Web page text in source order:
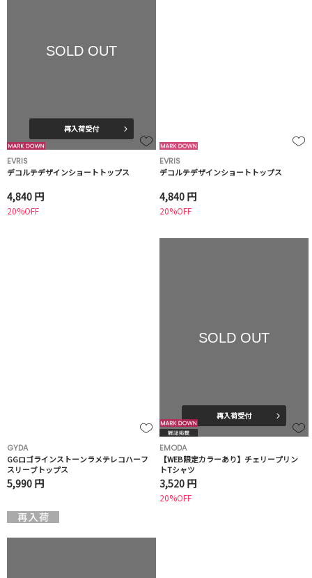
SOLD OUT
再入荷受付
EVRIS
デコルテデザインショートトップス
4,840 円
20%OFF
EVRIS
デコルテデザインショートトップス
4,840 円
20%OFF
GYDA
GGロゴラインストーンラメテレコハーフ
スリーブトップス
5,990 円
SOLD OUT
再入荷受付
EMODA
【WEB限定カラーあり】チェリープリン
トTシャツ
3,520 円
20%OFF